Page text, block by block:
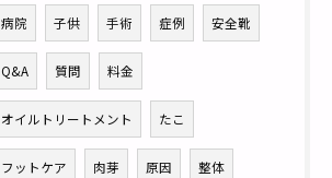
病院 子供 手術 症例 安全靴
Q&A 質問 料金
オイルトリートメント たこ
フットケア 肉芽 原因 整体